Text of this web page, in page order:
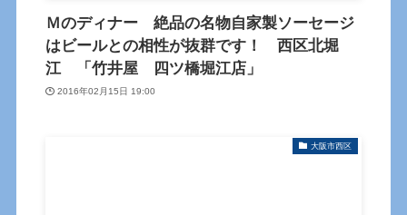
Ｍのディナー 絶品の名物自家製ソーセージ
はビールとの相性が抜群です！ 西区北堀
江 「竹井屋 四ツ橋堀江店」
2016年02月15日 19:00
大阪市西区